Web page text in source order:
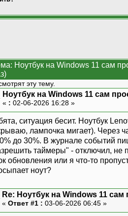
Ноутбук на Windows 11 сам
эту тему.
Ноутбук на Windows 11 сам
« : 02-06-2026 16:28 »
ситуация бесит. Ноутбук
лампочка мигает). Через
до 30%. В журнале событий
таймеры" - отключил, не
обновления или я что-то
ноут?
Re: Ноутбук на Windows 11
« Ответ #1 : 03-06-2026 06:45 »